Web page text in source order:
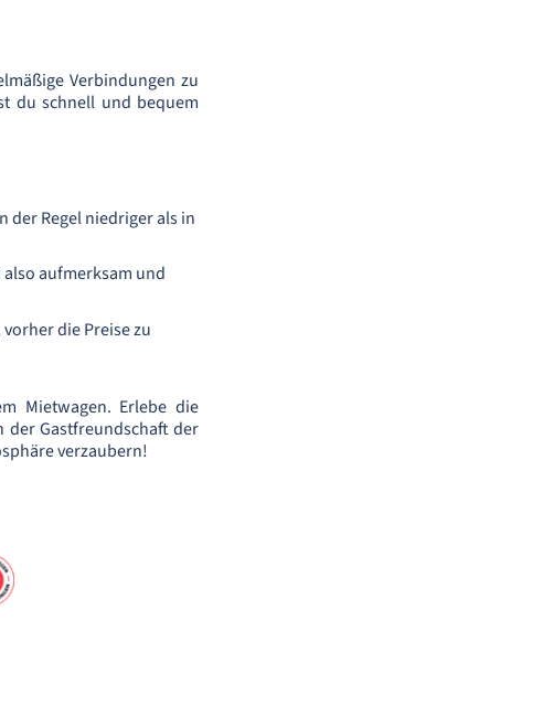
Verbindungen zu
du schnell und bequem
der Regel niedriger als in
aufmerksam und
die Preise zu
Mietwagen. Erlebe die
der Gastfreundschaft der
verzaubern!